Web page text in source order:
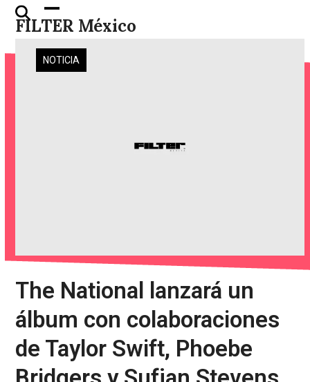
Skip
FILTER México
Open
mobile
menu
Close
mobile
menu
NOTICIA
The National lanzará un
álbum con colaboraciones
de Taylor Swift, Phoebe